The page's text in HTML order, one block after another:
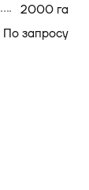
2000 га
По запросу